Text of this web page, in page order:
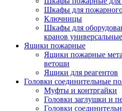
Шкафы для
Ключницы
Шкафы для
кранов универсальные
Ящики пожарные
Ящики пожарные
ветоши
Ящики для реагентов
Головки соединительные
Муфты и контргайки
Головки заглушки и
Головки